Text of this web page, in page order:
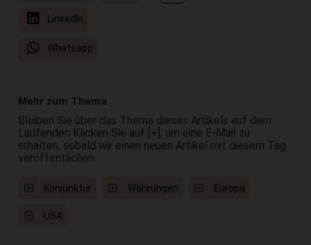
LinkedIn
Whatsapp
Mehr zum Thema
Bleiben Sie über das Thema dieses Artikels auf dem
Laufenden Klicken Sie auf [+], um eine E-Mail zu
erhalten, sobald wir einen neuen Artikel mit diesem Tag
veröffentlichen
Konjunktur Währungen Europa
USA